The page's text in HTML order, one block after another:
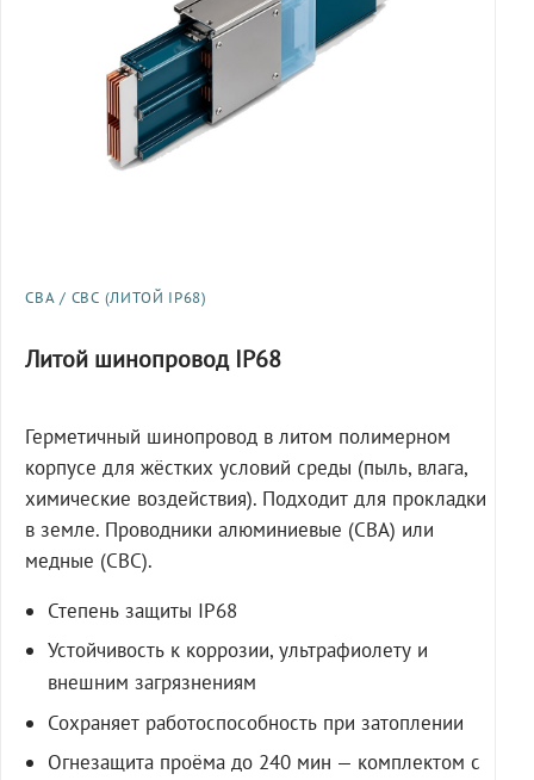
СВА / СВС (ЛИТОЙ IP68)
Литой шинопровод IP68
Герметичный шинопровод в литом полимерном
корпусе для жёстких условий среды (пыль, влага,
химические воздействия). Подходит для прокладки
в земле. Проводники алюминиевые (СВА) или
медные (СВС).
Степень защиты IP68
Устойчивость к коррозии, ультрафиолету и
внешним загрязнениям
Сохраняет работоспособность при затоплении
Огнезащита проёма до 240 мин — комплектом с